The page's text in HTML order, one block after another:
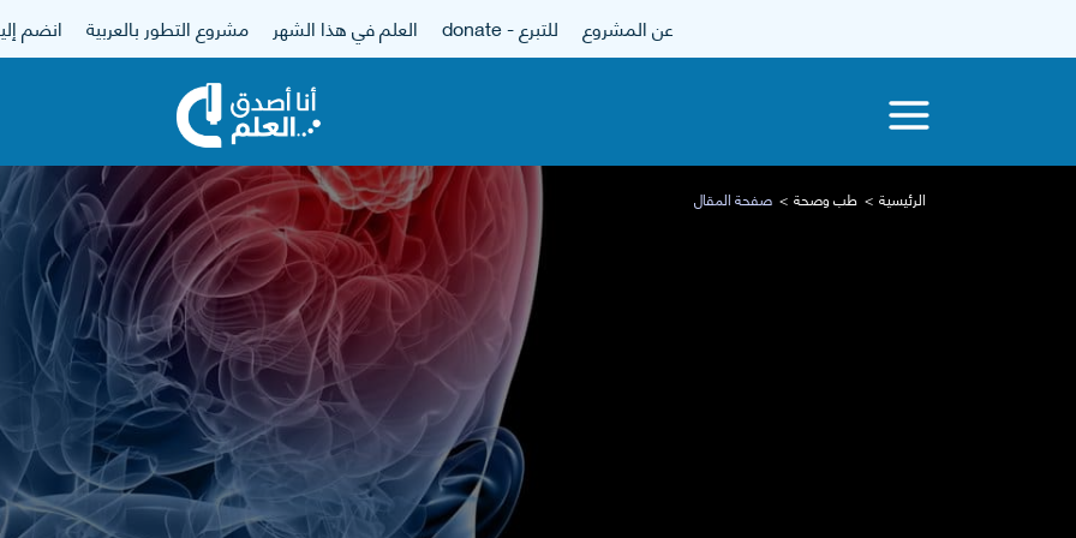
عن المشروع للتبرع - donate العلم في هذا الشهر مشروع التطور بالعربية انضم
الرئيسية طب وصحة صفحة المقال